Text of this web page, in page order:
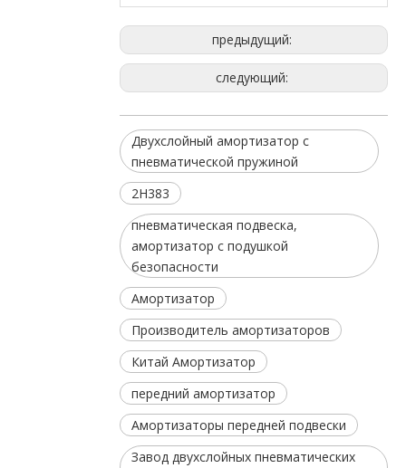
предыдущий:
следующий:
Двухслойный амортизатор с
пневматической пружиной
2H383
пневматическая подвеска,
амортизатор с подушкой
безопасности
Амортизатор
Производитель амортизаторов
Китай Амортизатор
передний амортизатор
Амортизаторы передней подвески
Завод двухслойных пневматических